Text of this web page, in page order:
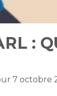
:
7 octobre